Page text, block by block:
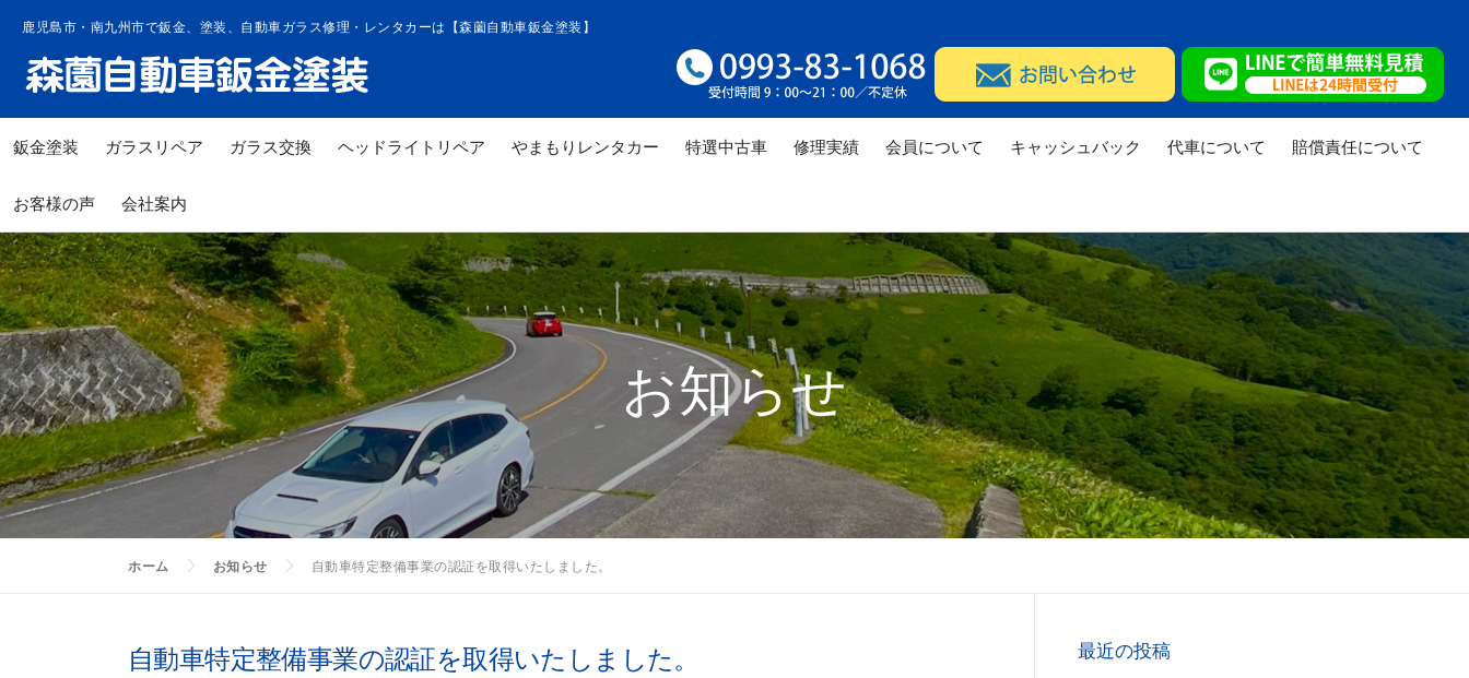
へ
キ
ッ
プ
鹿児島市・南九州市で鈑金、塗装、自動車ガラス修理・レンタカーは【森薗自動車鈑金塗装】
鈑金塗装 ガラスリペア ガラス交換 ヘッドライトリペア やまもりレンタカー 特選中古車 修理実績
修理実績
修理実績
修理実績
修理実績
会員について キャッシュバック 代車について 賠償責任について
お客様の声 会社案内
お知らせ
ホーム お知らせ 自動車特定整備事業の認証を取得いたしました。
自動車特定整備事業の認証を取得いたしました。 最近の投稿